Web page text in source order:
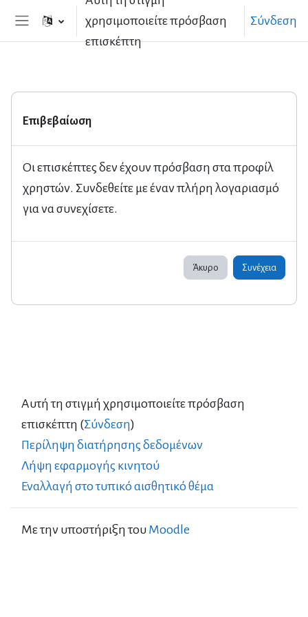
Μετάβαση στο κεντρικό περιεχόμενο
Πλευρικός πίνακας
χρησιμοποιείτε πρόσβαση
επισκέπτη
Σύνδεση
Επιβεβαίωση
Οι επισκέπτες δεν έχουν πρόσβαση στα προφίλ
χρηστών. Συνδεθείτε με έναν πλήρη λογαριασμό
για να συνεχίσετε.
Άκυρο Συνέχεια
Αυτή τη στιγμή χρησιμοποιείτε πρόσβαση
επισκέπτη (Σύνδεση)
Περίληψη διατήρησης δεδομένων
Λήψη εφαρμογής κινητού
Εναλλαγή στο τυπικό αισθητικό θέμα
Με την υποστήριξη του Moodle